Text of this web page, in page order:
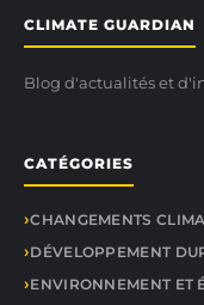
CLIMATE GUARDIAN
Blog d'actualités et
CATÉGORIES
CHANGEMENTS
DÉVELOPPEMENT
ENVIRONNEMENT ET